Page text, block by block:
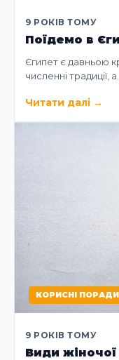
9 РОКІВ ТОМУ
Поїдемо в
Єгипет є давньою
численні традиції, а…
Читати далі →
КОРИСНІ ПОРАДИ
9 РОКІВ ТОМУ
Види жіночої